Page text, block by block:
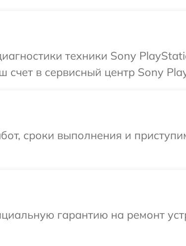
техники Sony
счет в сервисный центр Sony
сроки выполнения и
гарантию на ремонт